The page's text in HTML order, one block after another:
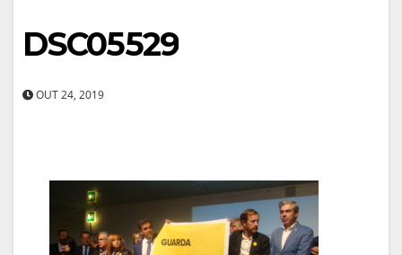
DSC05529
OUT 24, 2019